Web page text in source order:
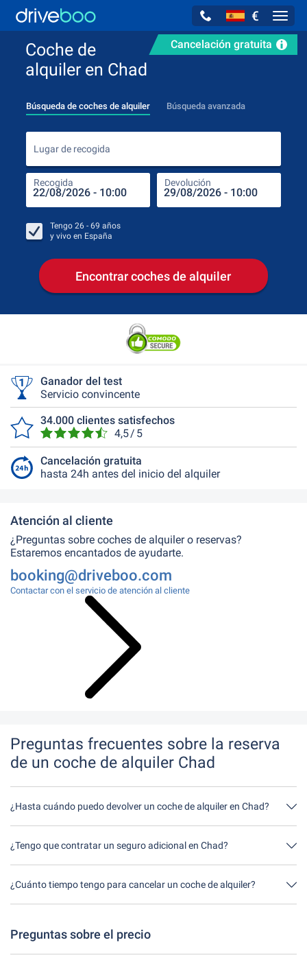
€
Cancelación gratuita
Coche de
alquiler en Chad
Búsqueda de coches de alquiler Búsqueda avanzada
Lugar de recogida
Recogida Devolución
Tengo 26 - 69 años
y vivo en España
Encontrar coches de alquiler
Ganador del test
Servicio convincente
34.000 clientes satisfechos
4,5 / 5
Cancelación gratuita
hasta 24h antes del inicio del alquiler
Atención al cliente
¿Preguntas sobre coches de alquiler o reservas?
Estaremos encantados de ayudarte.
booking@driveboo.com
Contactar con el servicio de atención al cliente
Preguntas frecuentes sobre la reserva
de un coche de alquiler Chad
¿Hasta cuándo puedo devolver un coche de alquiler en Chad?
En principio, puede devolver el coche de alquiler a cualquier hora
alquiler más tarde de lo indicado al hacer la reserva.
¿Tengo que contratar un seguro adicional en Chad?
Lo mejor es contratar un seguro a todo riesgo sin franquicia a
adicional in situ.
¿Cuánto tiempo tengo para cancelar un coche de alquiler?
Tienes hasta 24 horas antes del alquiler dentro del horario de
Preguntas sobre el precio